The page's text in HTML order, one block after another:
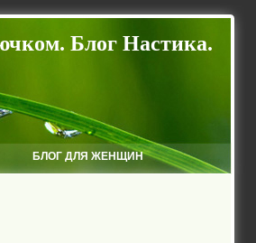
Блог Настика.
БЛОГ ДЛЯ ЖЕНЩИН